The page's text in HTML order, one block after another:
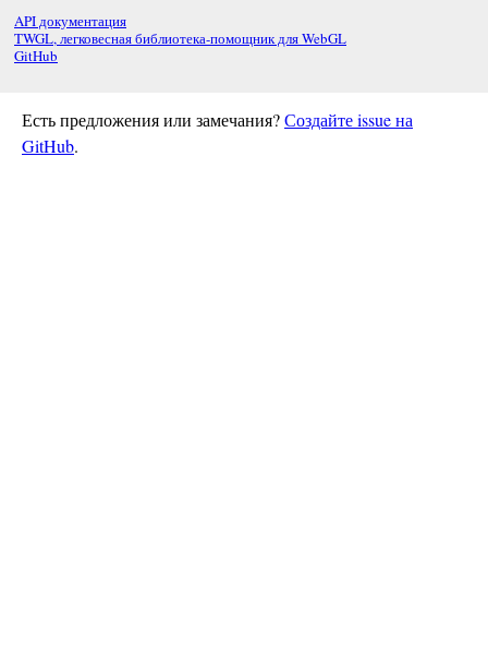
API документация
TWGL, легковесная библиотека-помощник для WebGL
GitHub
Есть предложения или замечания?Создайте issue на
GitHub.